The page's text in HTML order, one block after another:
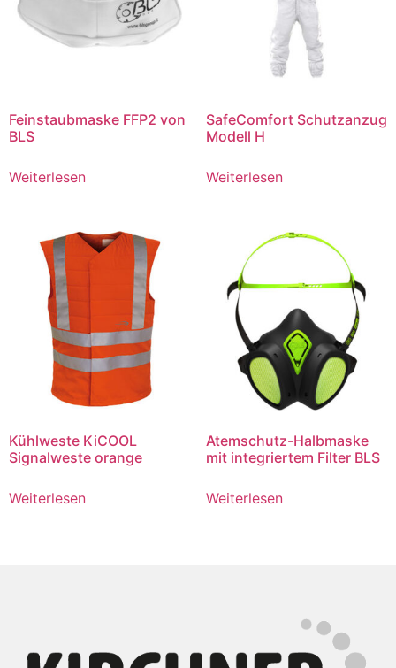
Feinstaubmaske FFP2 von
BLS
Weiterlesen
SafeComfort Schutzanzug
Modell H
Weiterlesen
Kühlweste KiCOOL
Signalweste orange
Weiterlesen
Atemschutz-Halbmaske
mit integriertem Filter BLS
Weiterlesen